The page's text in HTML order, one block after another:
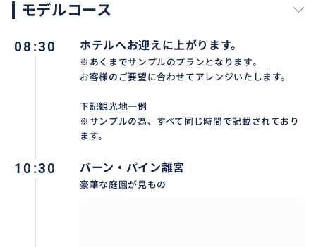
日本語ガイドとドライバーの2名体制でお客様の観光を
モデルコース
08:30 ホテルへお迎えに上がります。
※あくまでサンプルのプランとなります。
お客様のご要望に合わせてアレンジいたします。
下記観光地一例
※サンプルの為、すべて同じ時間で記載されており
ます。
10:30 バーン・パイン離宮
豪華な庭園が見もの